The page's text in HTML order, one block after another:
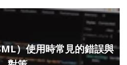
）使用時常見的錯誤與